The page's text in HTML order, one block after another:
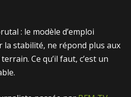
: le modèle d’emploi
stabilité, ne répond plus aux
Ce qu’il faut, c’est un